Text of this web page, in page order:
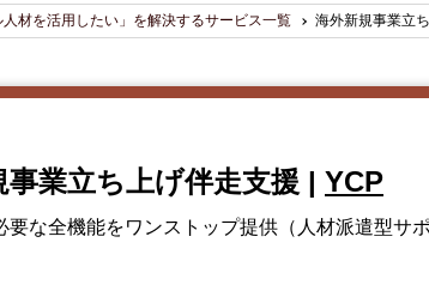
人材を活用したい」を解決するサービス一覧 海外新規事業立
事業立ち上げ伴走支援 | YCP
要な全機能をワンストップ提供（人材派遣型サポ